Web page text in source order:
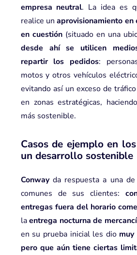
empresa neutral. La idea es
realice unaprovisionamiento en
en cuestión(situado en una
desde ahí se utilicen
repartir los pedidos:
motos y otros vehículos
evitando así un exceso de
en zonas estratégicas,
más sostenible.
Casos de ejemplo en
un desarrollo sostenible
Conwayda respuesta a una de
comunes de sus clientes:
entregas fuera del horario
laentrega nocturna de
en su prueba inicial les dio muy
pero que aún tiene ciertas